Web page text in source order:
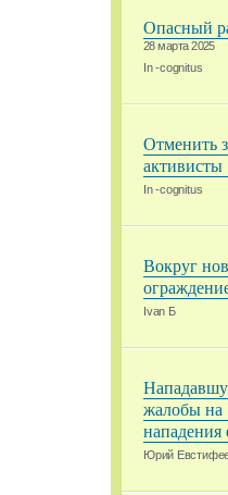
Опасный
28 марта 2025
In -cognitus
Отменить
In -cognitus
Вокруг
Ivan Б
жалобы на
нападения
Юрий